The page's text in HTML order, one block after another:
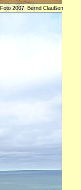
Foto 2007: Bernd Claußen